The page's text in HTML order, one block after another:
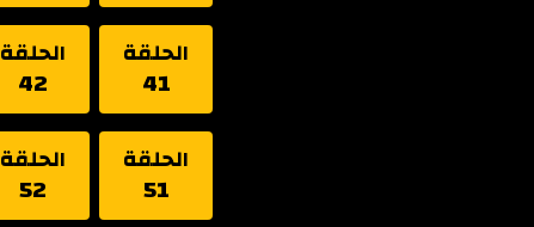
الحلقة
41
الحلقة
42
الحلقة
51
الحلقة
52